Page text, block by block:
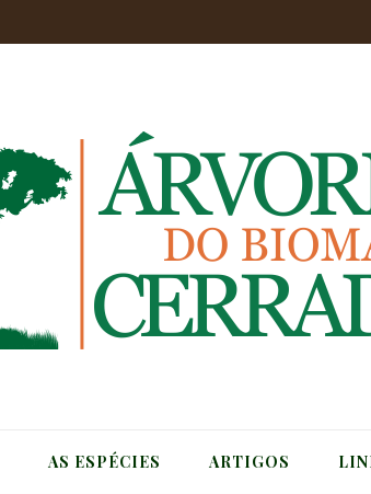
AS ESPÉCIES ARTIGOS